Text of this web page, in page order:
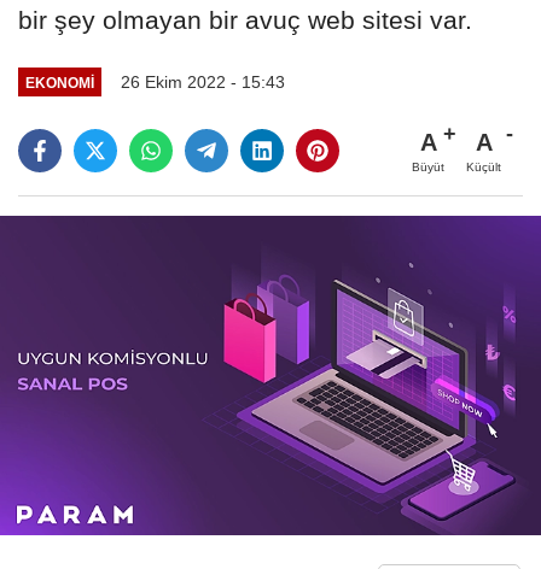
bir şey olmayan bir avuç web sitesi var.
EKONOMI 26 Ekim 2022 - 15:43
A
Büyüt
A
Küçült